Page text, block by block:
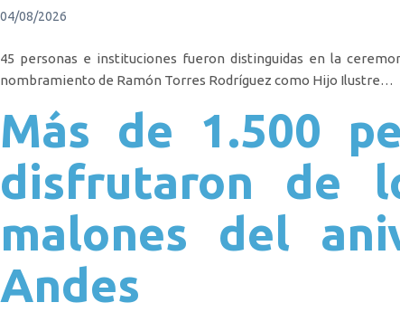
04/08/2026
45 personas e instituciones fueron distinguidas en la
nombramiento de Ramón Torres Rodríguez como Hijo Ilustre…
Más de 1.500
disfrutaron de
malones del
Andes